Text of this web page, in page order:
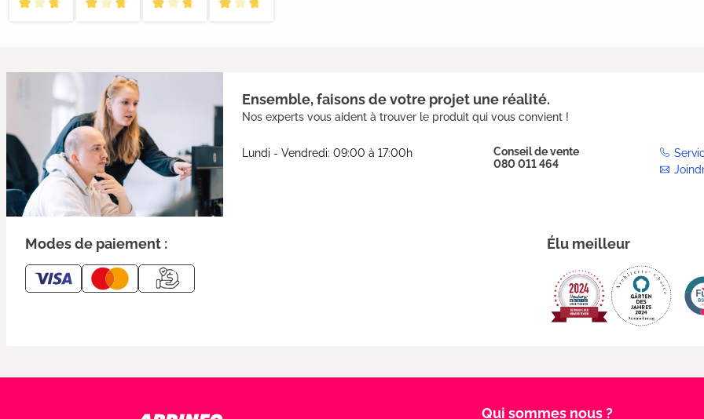
Ensemble, faisons de votre projet une réalité.
Nos experts vous aident à trouver le produit qui vous convient !
Lundi - Vendredi: 09:00 à 17:00h
Conseil de vente
080 011 464
Modes de paiement : Élu meilleur
Qui sommes nous ?